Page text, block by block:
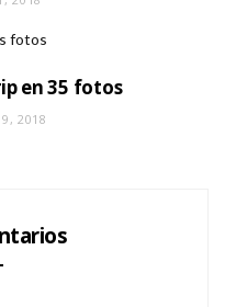
en 35 fotos
2018